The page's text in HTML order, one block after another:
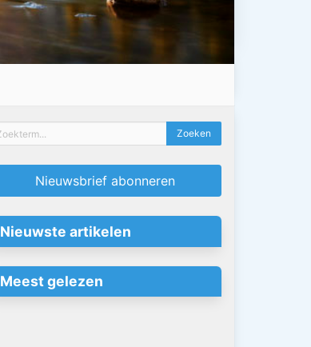
Nieuwsbrief abonneren
Nieuwste artikelen
Meest gelezen